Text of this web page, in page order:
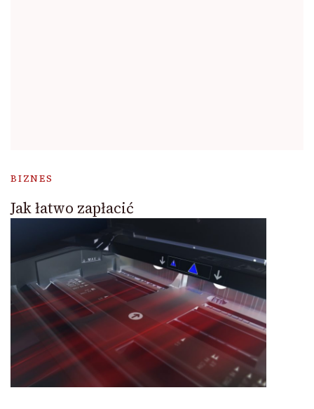
BIZNES
Jak łatwo zapłacić